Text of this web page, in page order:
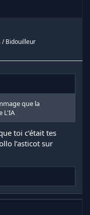
/ Bidouilleur
que la
L'IA
toi c’était tes
l’asticot sur